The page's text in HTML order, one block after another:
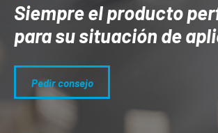
Siempre el producto
para su situación de
Pedir consejo